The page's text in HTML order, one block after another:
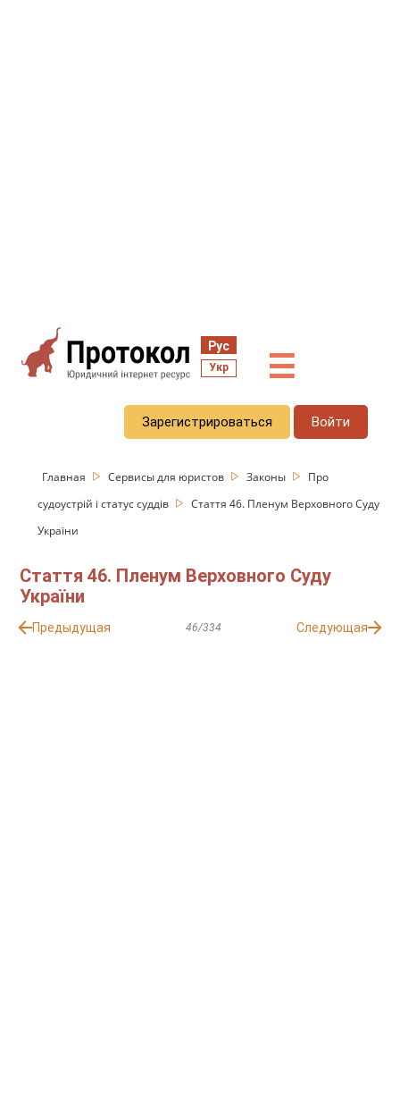
Рус
Укр ☰
Зарегистрироваться Войти
Главная Сервисы для юристов Законы
Про
судоустрій і статус суддів
Стаття 46. Пленум Верховного Суду
України
Стаття 46. Пленум Верховного Суду
України
Предыдущая 46/334 Следующая